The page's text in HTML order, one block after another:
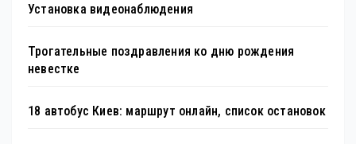
Установка видеонаблюдения
Трогательные поздравления ко дню рождения
невестке
18 автобус Киев: маршрут онлайн, список остановок